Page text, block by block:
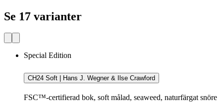
Se 17 varianter
Special Edition
CH24 Soft | Hans J. Wegner & Ilse Crawford
FSC™-certifierad bok, soft målad, seaweed, naturfärgat snöre